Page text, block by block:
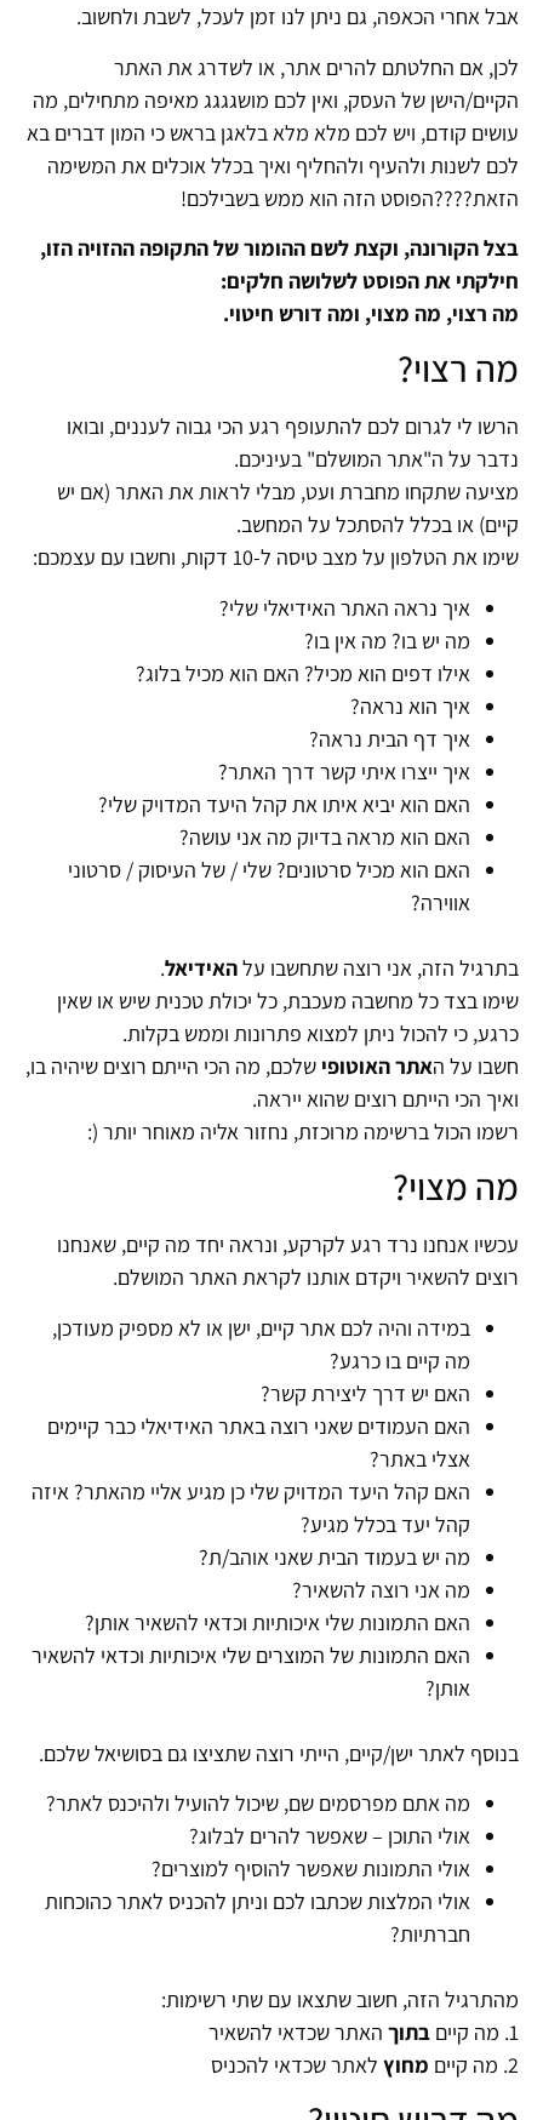
אבל אחרי הכאפה, גם ניתן לנו זמן לעכל, לשבת ולחשוב.
לכן, אם החלטתם להרים אתר, או לשדרג את האתר
הקיים/הישן של העסק, ואין לכם מושגגגג מאיפה מתחילים, מה
עושים קודם, ויש לכם מלא מלא בלאגן בראש כי המון דברים בא
לכם לשנות ולהעיף ולהחליף ואיך בכלל אוכלים את המשימה
הזאת????הפוסט הזה הוא ממש בשבילכם!
בצל הקורונה, וקצת לשם ההומור של התקופה ההזויה הזו,
חילקתי את הפוסט לשלושה חלקים:
מה רצוי, מה מצוי, ומה דורש חיטוי.
מה רצוי?
הרשו לי לגרום לכם להתעופף רגע הכי גבוה לעננים, ובואו
נדבר על ה"אתר המושלם" בעיניכם.
מציעה שתקחו מחברת ועט, מבלי לראות את האתר (אם יש
קיים) או בכלל להסתכל על המחשב.
שימו את הטלפון על מצב טיסה ל-10 דקות, וחשבו עם עצמכם:
איך נראה האתר האידיאלי שלי?
מה יש בו? מה אין בו?
אילו דפים הוא מכיל? האם הוא מכיל בלוג?
איך הוא נראה?
איך דף הבית נראה?
איך ייצרו איתי קשר דרך האתר?
האם הוא יביא איתו את קהל היעד המדויק שלי?
האם הוא מראה בדיוק מה אני עושה?
האם הוא מכיל סרטונים? שלי / של העיסוק / סרטוני
אווירה?
בתרגיל הזה, אני רוצה שתחשבו עלהאידיאל.
שימו בצד כל מחשבה מעכבת, כל יכולת טכנית שיש או שאין
כרגע, כי להכול ניתן למצוא פתרונות וממש בקלות.
חשבו על האתר האוטופי שלכם, מה הכי הייתם רוצים שיהיה בו,
ואיך הכי הייתם רוצים שהוא ייראה.
רשמו הכול ברשימה מרוכזת, נחזור אליה מאוחר יותר (:
מה מצוי?
עכשיו אנחנו נרד רגע לקרקע, ונראה יחד מה קיים, שאנחנו
רוצים להשאיר ויקדם אותנו לקראת האתר המושלם.
במידה והיה לכם אתר קיים, ישן או לא מספיק מעודכן,
מה קיים בו כרגע?
האם יש דרך ליצירת קשר?
האם העמודים שאני רוצה באתר האידיאלי כבר קיימים
אצלי באתר?
האם קהל היעד המדויק שלי כן מגיע אליי מהאתר? איזה
קהל יעד בכלל מגיע?
מה יש בעמוד הבית שאני אוהב/ת?
מה אני רוצה להשאיר?
האם התמונות שלי איכותיות וכדאי להשאיר אותן?
האם התמונות של המוצרים שלי איכותיות וכדאי להשאיר
אותן?
בנוסף לאתר ישן/קיים, הייתי רוצה שתציצו גם בסושיאל שלכם.
מה אתם מפרסמים שם, שיכול להועיל ולהיכנס לאתר?
אולי התוכן – שאפשר להרים לבלוג?
אולי התמונות שאפשר להוסיף למוצרים?
אולי המלצות שכתבו לכם וניתן להכניס לאתר כהוכחות
חברתיות?
מהתרגיל הזה, חשוב שתצאו עם שתי רשימות:
1. מה קיים
בתוך האתר שכדאי להשאיר
2. מה קיים
מחוץ לאתר שכדאי להכניס